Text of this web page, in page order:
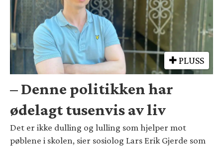
PLUSS
– Denne politikken har
ødelagt tusenvis av liv
Det er ikke dulling og lulling som hjelper mot
pøblene i skolen, sier sosiolog Lars Erik Gjerde som